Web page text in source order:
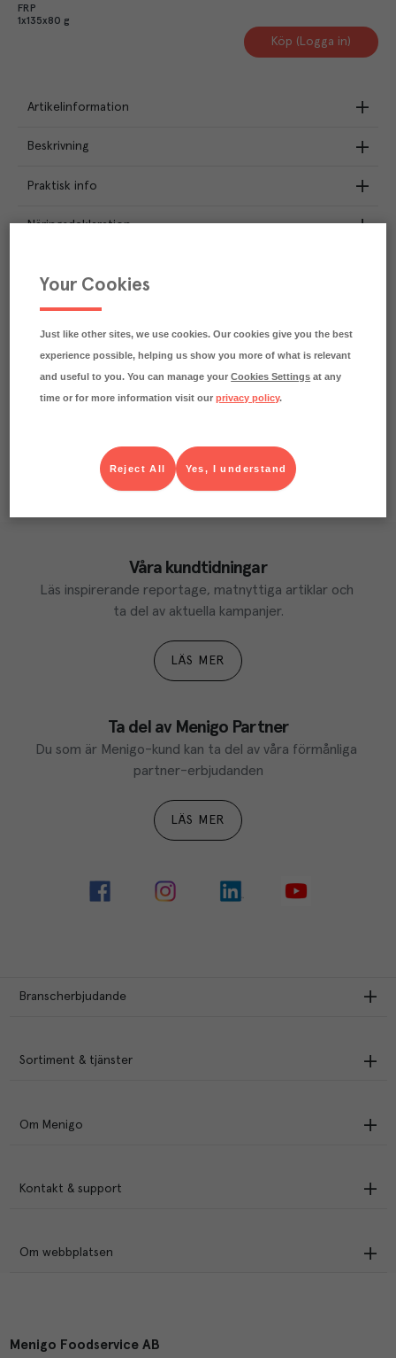
FRP
1x135x80 g
Köp (Logga in)
Artikelinformation
Beskrivning
Praktisk info
Näringsdeklaration
CO₂e/kg
Varje kilo av varan påverkar klimatet motsvarande
Läs mer om hur vi beräknar klimatavtryck
Våra kundtidningar
Läs inspirerande reportage, matnyttiga artiklar och
ta del av aktuella kampanjer.
LÄS MER
Ta del av Menigo Partner
Du som är Menigo-kund kan ta del av våra förmånliga
partner-erbjudanden
LÄS MER
Branscherbjudande
Sortiment & tjänster
Om Menigo
Kontakt & support
Om webbplatsen
Menigo Foodservice AB
Your Cookies
Just like other sites, we use cookies. Our cookies give you the best
experience possible, helping us show you more of what is relevant
and useful to you. You can manage yourCookies Settings at any
time or for more information visit ourprivacy policy.
Yes, I understand
Reject All